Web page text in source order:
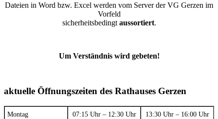
Dateien in Word bzw. Excel werden vom Server der VG Gerzen im
Vorfeld
sicherheitsbedingt aussortiert.
Um Verständnis wird gebeten!
aktuelle Öffnungszeiten des Rathauses Gerzen
Montag 07:15 Uhr – 12:30 Uhr 13:30 Uhr – 16:00 Uhr